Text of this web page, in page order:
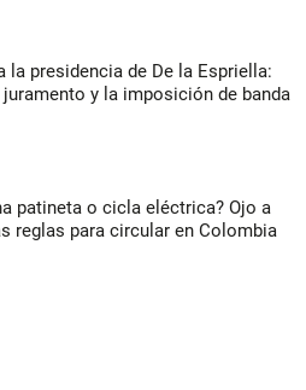
la presidencia de De la Espriella:
y la imposición de banda
patineta o cicla eléctrica? Ojo a
reglas para circular en Colombia